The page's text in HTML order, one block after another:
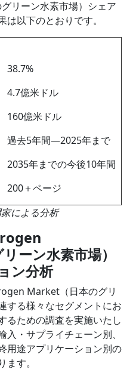
リーン水素市場）シェア
以下のとおりです。
38.7%
4.7億米ドル
160億米ドル
過去5年間―2025年まで
2035年までの今後10年間
200＋ページ
による分析
ーン水素市場）
ン分析
Market（日本のグリ
する様々なセグメントにお
るための調査を実施いたし
・サプライチェーン別、
用途アプリケーション別の
す。